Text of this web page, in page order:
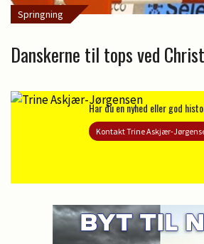
Springning
Danskerne til tops ved
Har du en nyhed eller god
Kontakt Trine Askjær-